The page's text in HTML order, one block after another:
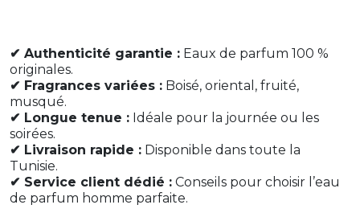
✔ Authenticité garantie : Eaux de parfum 100 %
originales.
✔ Fragrances variées : Boisé, oriental, fruité,
musqué.
✔ Longue tenue : Idéale pour la journée ou les
soirées.
✔ Livraison rapide : Disponible dans toute la
Tunisie.
✔ Service client dédié : Conseils pour choisir l’eau
de parfum homme parfaite.